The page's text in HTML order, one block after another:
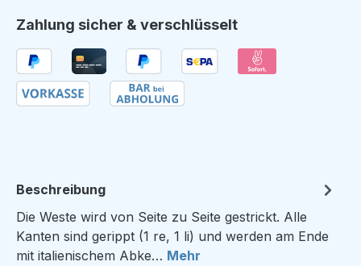
Zahlung sicher & verschlüsselt
Beschreibung
Die Weste wird von Seite zu Seite gestrickt. Alle
Kanten sind gerippt (1 re, 1 li) und werden am Ende
mit italienischem Abke… Mehr